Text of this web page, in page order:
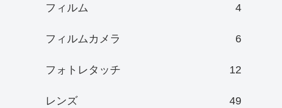
フィルム 4
フィルムカメラ 6
フォトレタッチ 12
レンズ 49